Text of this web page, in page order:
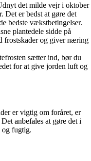
det milde vejr i oktober
Det er bedst at gøre det
bedste vækstbetingelser.
plantedele sidde på
frostskader og giver næring
sætter ind, bør du
for at give jorden luft og
er vigtig om foråret, er
anbefales at gøre det i
og fugtig.